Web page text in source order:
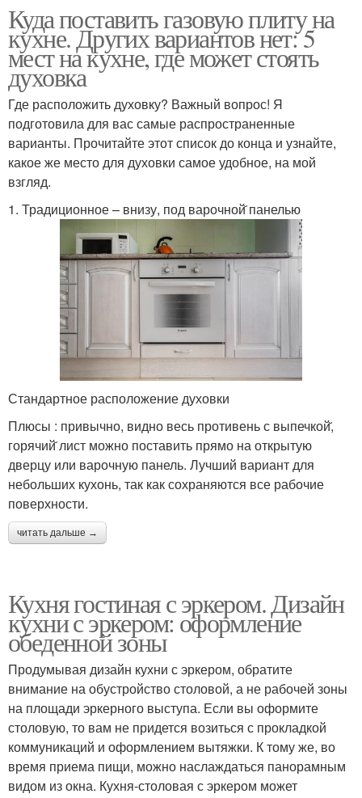
Куда поставить газовую плиту на
кухне. Других вариантов нет: 5
мест на кухне, где может стоять
духовка
Где расположить духовку? Важный вопрос! Я
подготовила для вас самые распространенные
варианты. Прочитайте этот список до конца и узнайте,
какое же место для духовки самое удобное, на мой
взгляд.
1. Традиционное – внизу, под варочной̆ панелью
Стандартное расположение духовки
Плюсы : привычно, видно весь противень с выпечкой̆,
горячий̆ лист можно поставить прямо на открытую
дверцу или варочную панель. Лучший вариант для
небольших кухонь, так как сохраняются все рабочие
поверхности.
читать дальше →
Кухня гостиная с эркером. Дизайн
кухни с эркером: оформление
обеденной зоны
Продумывая дизайн кухни с эркером, обратите
внимание на обустройство столовой, а не рабочей зоны
на площади эркерного выступа. Если вы оформите
столовую, то вам не придется возиться с прокладкой
коммуникаций и оформлением вытяжки. К тому же, во
время приема пищи, можно наслаждаться панорамным
видом из окна. Кухня-столовая с эркером может